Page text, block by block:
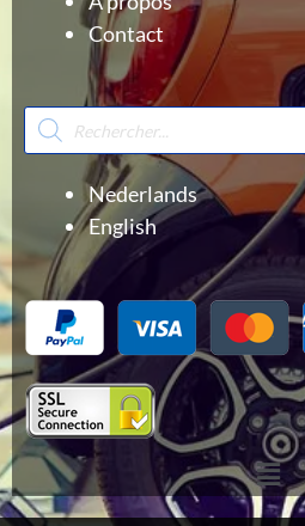
Contact
Recherche
de
produits
Nederlands
English